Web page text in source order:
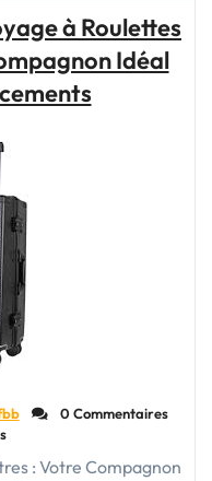
à Roulettes
Idéal
0 Commentaires
: Votre Compagnon